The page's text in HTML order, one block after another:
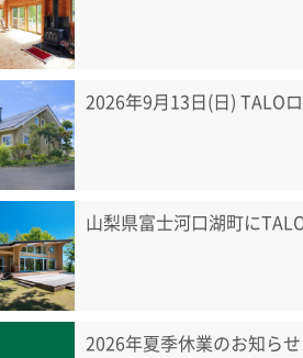
2026年9月13日(日) TALO
山梨県富士河口湖町に
2026年夏季休業のお知らせ